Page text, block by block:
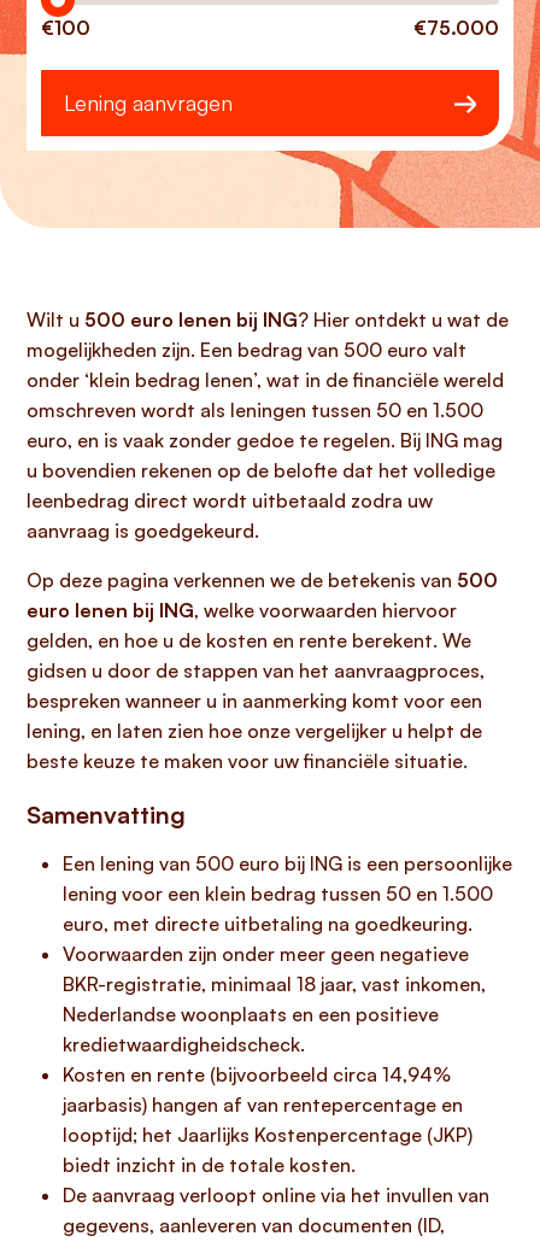
€100 €75.000
Lening aanvragen
Wilt u 500 euro lenen bij ING? Hier ontdekt u wat de
mogelijkheden zijn. Een bedrag van 500 euro valt
onder ‘klein bedrag lenen’, wat in de financiële wereld
omschreven wordt als leningen tussen 50 en 1.500
euro, en is vaak zonder gedoe te regelen. Bij ING mag
u bovendien rekenen op de belofte dat het volledige
leenbedrag direct wordt uitbetaald zodra uw
aanvraag is goedgekeurd.
Op deze pagina verkennen we de betekenis van 500
euro lenen bij ING, welke voorwaarden hiervoor
gelden, en hoe u de kosten en rente berekent. We
gidsen u door de stappen van het aanvraagproces,
bespreken wanneer u in aanmerking komt voor een
lening, en laten zien hoe onze vergelijker u helpt de
beste keuze te maken voor uw financiële situatie.
Samenvatting
Een lening van 500 euro bij ING is een persoonlijke
lening voor een klein bedrag tussen 50 en 1.500
euro, met directe uitbetaling na goedkeuring.
Voorwaarden zijn onder meer geen negatieve
BKR-registratie, minimaal 18 jaar, vast inkomen,
Nederlandse woonplaats en een positieve
kredietwaardigheidscheck.
Kosten en rente (bijvoorbeeld circa 14,94%
jaarbasis) hangen af van rentepercentage en
looptijd; het Jaarlijks Kostenpercentage (JKP)
biedt inzicht in de totale kosten.
De aanvraag verloopt online via het invullen van
gegevens, aanleveren van documenten (ID,